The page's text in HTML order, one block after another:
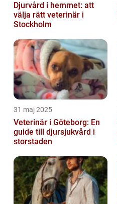
Djurvård i hemmet: att
välja rätt veterinär i
Stockholm
31 maj 2025
Veterinär i Göteborg: En
guide till djursjukvård i
storstaden